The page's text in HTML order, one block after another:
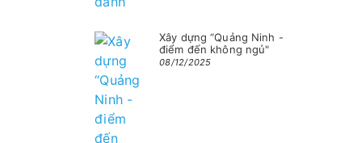
Xây dựng “Quảng Ninh -
điểm đến không ngủ"
08/12/2025